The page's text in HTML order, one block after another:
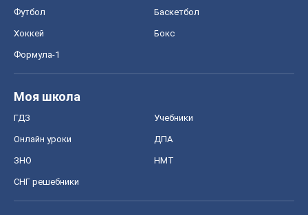
Футбол Баскетбол
Хоккей Бокс
Формула-1
Моя школа
ГДЗ Учебники
Онлайн уроки ДПА
ЗНО НМТ
СНГ решебники